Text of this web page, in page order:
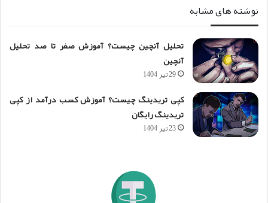
نوشته های مشابه
تحلیل آنچین چیست؟ آموزش صفر تا صد تحلیل
آنچین
29 تیر 1404
کپی تریدینگ چیست؟ آموزش کسب درآمد از کپی
تریدینگ رایگان
23 تیر 1404